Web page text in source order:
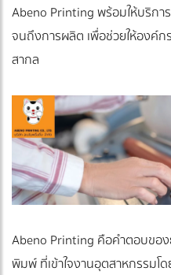
Abeno Printing พร้อมให้บริกา
จนถึงการผลิต เพื่อช่วยให้องค์
สากล
Abeno Printing คือคำตอบขอ
พิมพ์ ที่เข้าใจงานอุตสาหกรรมโ